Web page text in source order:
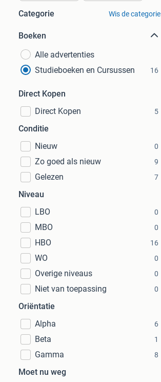
Categorie Wis de categorie
Boeken
Alle advertenties
Studieboeken en Cursussen
16
Direct Kopen
Direct Kopen
5
Conditie
Nieuw
0
Zo goed als nieuw 9
Gelezen 7
Niveau
LBO
0
MBO 0
HBO 16
WO 0
Overige niveaus 0
Niet van toepassing 0
Oriëntatie
Alpha
6
Beta 1
Gamma 8
Moet nu weg